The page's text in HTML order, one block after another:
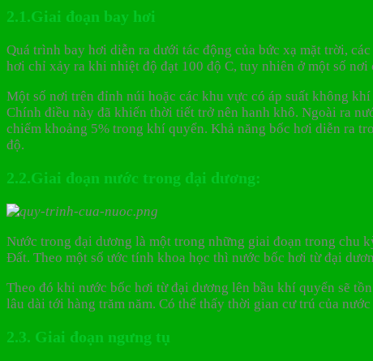
2.1.Giai đoạn bay hơi
Quá trình bay hơi diễn ra dưới tác động của bức xạ mặt trời,
hơi chỉ xảy ra khi nhiệt độ đạt 100 độ C, tuy nhiên ở một số
Một số nơi trên đỉnh núi hoặc các khu vực có áp suất không
Chính điều này đã khiến thời tiết trở nên hanh khô. Ngoài ra
chiếm khoảng 5% trong khí quyển. Khả năng bốc hơi diễn ra
độ.
2.2.Giai đoạn nước trong đại dương:
Nước trong đại dương là một trong những giai đoạn trong chu
Đất. Theo một số ước tính khoa học thì nước bốc hơi từ đại
Theo đó khi nước bốc hơi từ đại dương lên bầu khí quyển sẽ
lâu dài tới hàng trăm năm. Có thể thấy thời gian cư trú của
2.3. Giai đoạn ngưng tụ